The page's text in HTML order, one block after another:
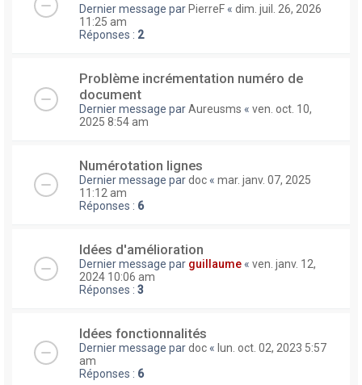
Dernier message parPierreF « dim. juil. 26, 2026
11:25 am
Réponses : 2
Problème incrémentation numéro de
document
Dernier message parAureusms « ven. oct. 10,
2025 8:54 am
Numérotation lignes
Dernier message pardoc « mar. janv. 07, 2025
11:12 am
Réponses : 6
Idées d'amélioration
Dernier message par guillaume « ven. janv. 12,
2024 10:06 am
Réponses : 3
Idées fonctionnalités
Dernier message pardoc « lun. oct. 02, 2023 5:57
am
Réponses : 6